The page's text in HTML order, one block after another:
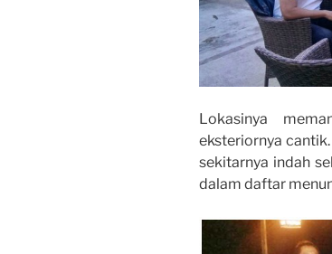
Lokasinya
eksteriornya
sekitarnya indah
dalam daftar